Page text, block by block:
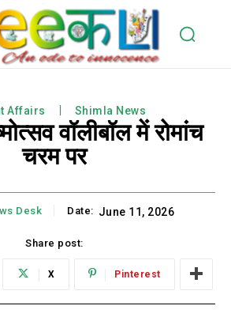
Affairs Shimla News
वॉलीबॉल में रोमांच
चरम पर
Desk Date: June 11, 2026
Share post:
X Pinterest